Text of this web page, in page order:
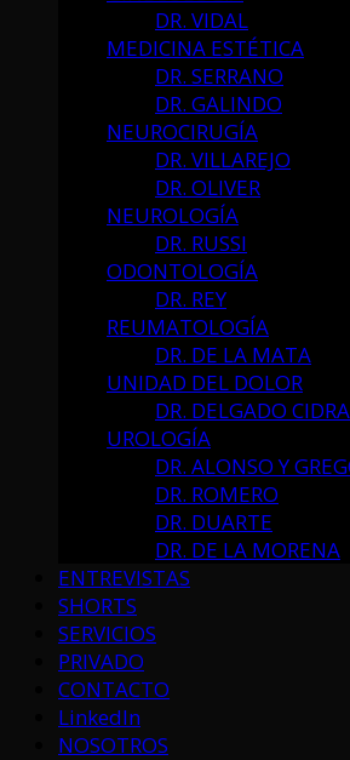
DR. VIDAL
MEDICINA ESTÉTICA
DR. SERRANO
DR. GALINDO
NEUROCIRUGÍA
DR. VILLAREJO
DR. OLIVER
NEUROLOGÍA
DR. RUSSI
ODONTOLOGÍA
DR. REY
REUMATOLOGÍA
DR. DE LA MATA
UNIDAD DEL DOLOR
DR. DELGADO
UROLOGÍA
DR. ALONSO Y
DR. ROMERO
DR. DUARTE
DR. DE LA MORENA
ENTREVISTAS
SHORTS
SERVICIOS
PRIVADO
CONTACTO
LinkedIn
NOSOTROS